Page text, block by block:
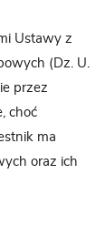
Ustawy z
(Dz. U.
przez
choć
ma
oraz ich